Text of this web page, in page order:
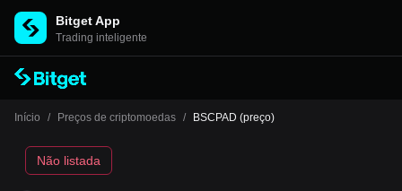
Bitget App
Trading inteligente
Início / Preços de criptomoedas / BSCPAD (preço)
Não listada